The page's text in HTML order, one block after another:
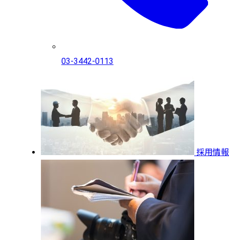
03-3442-0113
採用情報